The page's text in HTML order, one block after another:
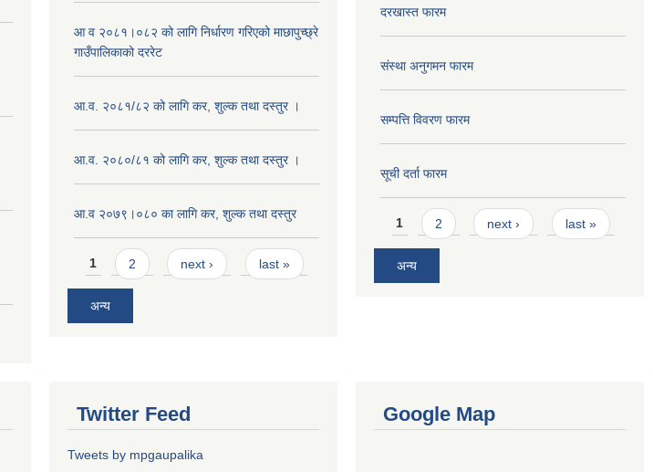
आ व २०८१।०८२ को लागि निर्धारण गरिएको माछापुच्छ्रे
गाउँपालिकाको दररेट
आ.व. २०८१/८२ को लागि कर, शुल्क तथा दस्तुर ।
आ.व. २०८०/८१ को लागि कर, शुल्क तथा दस्तुर ।
आ.व २०७९।०८० का लागि कर, शुल्क तथा दस्तुर
Pages
1 2 next › last »
अन्य
दरखास्त फारम
संस्था अनुगमन फारम
सम्पत्ति विवरण फारम
सूची दर्ता फारम
Pages
1 2 next › last »
अन्य
Twitter Feed
Tweets by mpgaupalika
Google Map